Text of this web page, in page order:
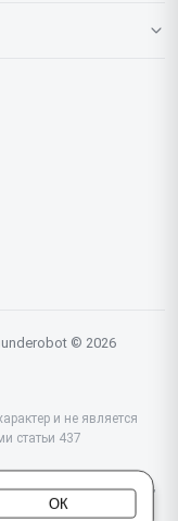
© 2026
и не является
статьи 437
техники Thunderobot,
Предоставляем
ОК